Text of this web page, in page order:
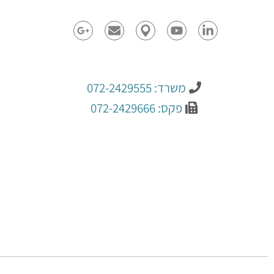
משרד: 072-2429555
פקס: 072-2429666